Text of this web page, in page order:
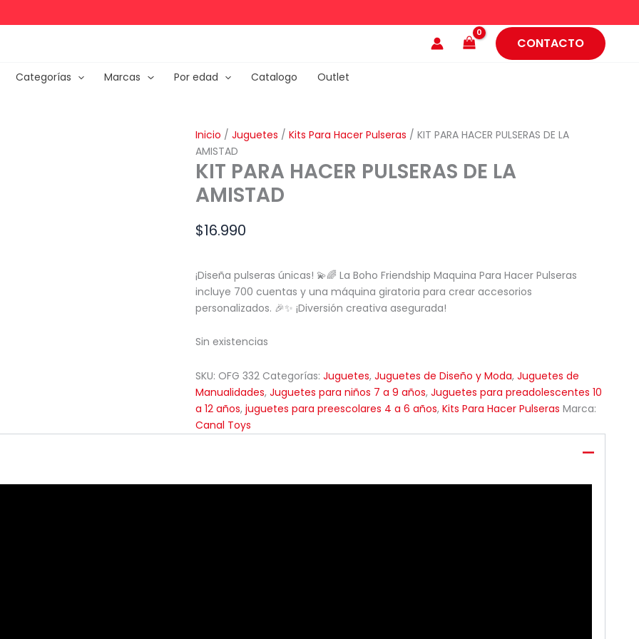
CONTACTO
Categorías Marcas Por edad Catalogo Outlet
Inicio / Juguetes / Kits Para Hacer Pulseras / KIT PARA HACER PULSERAS DE LA
AMISTAD
KIT PARA HACER PULSERAS DE LA
AMISTAD
$16.990
¡Diseña pulseras únicas! 💫🌈 La Boho Friendship Maquina Para Hacer Pulseras
incluye 700 cuentas y una máquina giratoria para crear accesorios
personalizados. 🎉✨ ¡Diversión creativa asegurada!
Sin existencias
SKU: OFG 332 Categorías: Juguetes, Juguetes de Diseño y Moda, Juguetes de
Manualidades, Juguetes para niños 7 a 9 años, Juguetes para preadolescentes 10
a 12 años, juguetes para preescolares 4 a 6 años, Kits Para Hacer Pulseras Marca:
Canal Toys